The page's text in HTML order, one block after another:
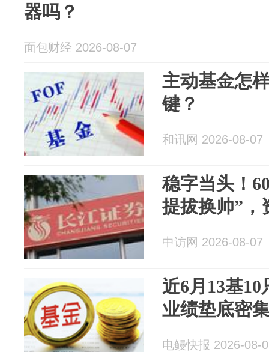
器吗？
面包财经 2026-08-07
主动基金怎
键？
和讯网 2026-08-07
稳字当头！
提拔换帅”，
中访网 2026-08-07
近6月13基
业绩垫底密
电鳗快报 2026-08-